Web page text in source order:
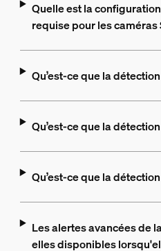
Quelle est la
requise pour les caméras
Qu’est-ce que la
Qu’est-ce que la
Qu’est-ce que la
Les alertes avancées de
elles disponibles